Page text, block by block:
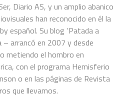
Diario AS, y un amplio abanico
han reconocido en él la
español. Su blog ‘Patada a
– arrancó en 2007 y desde
metiendo el hombro en
con el programa Hemisferio
o en las páginas de Revista
que llevamos.